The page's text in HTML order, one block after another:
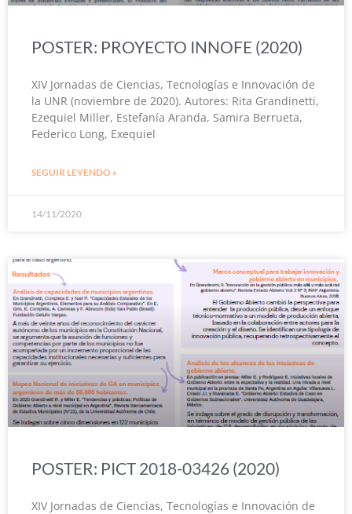
POSTER: PROYECTO INNOFE (2020)
XIV Jornadas de Ciencias, Tecnologías e Innovación de
la UNR (noviembre de 2020). Autores: Rita Grandinetti,
Ezequiel Miller, Estefanía Aranda, Samira Berrueta,
Federico Long, Exequiel
SEGUIR LEYENDO »
14/11/2020
POSTER: PICT 2018-03426 (2020)
XIV Jornadas de Ciencias, Tecnologías e Innovación de